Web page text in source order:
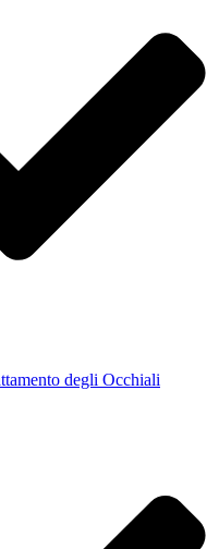
degli Occhiali